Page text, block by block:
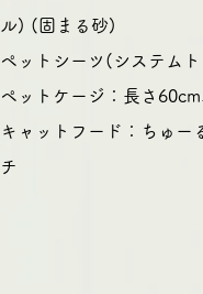
ル) (固まる砂)
ペットシーツ(システム
ペットケージ：長さ
キャットフード：ちゅー
チ